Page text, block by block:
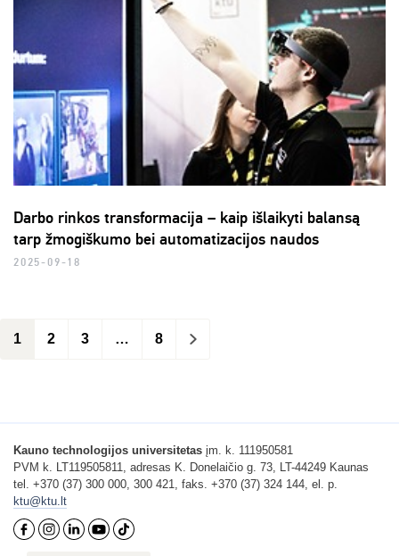
Darbo rinkos transformacija – kaip išlaikyti balansą
tarp žmogiškumo bei automatizacijos naudos
2025-09-18
1 2 3 … 8 >
Kauno technologijos universitetas įm. k. 111950581
PVM k. LT119505811, adresas K. Donelaičio g. 73, LT-44249 Kaunas
tel. +370 (37) 300 000, 300 421, faks. +370 (37) 324 144, el. p.
ktu@ktu.lt